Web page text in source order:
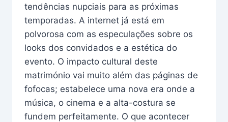
tendências nupciais para as próximas
temporadas. A internet já está em
polvorosa com as especulações sobre os
looks dos convidados e a estética do
evento. O impacto cultural deste
matrimónio vai muito além das páginas de
fofocas; estabelece uma nova era onde a
música, o cinema e a alta-costura se
fundem perfeitamente. O que acontecer